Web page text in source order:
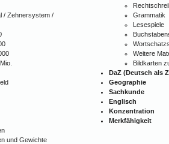
/ Zehnersystem /
und Gewichte
Grammatik
Lesespiele
Weitere
Bildkarten
DaZ (Deutsch als
Geographie
Sachkunde
Englisch
Konzentration
Merkfähigkeit